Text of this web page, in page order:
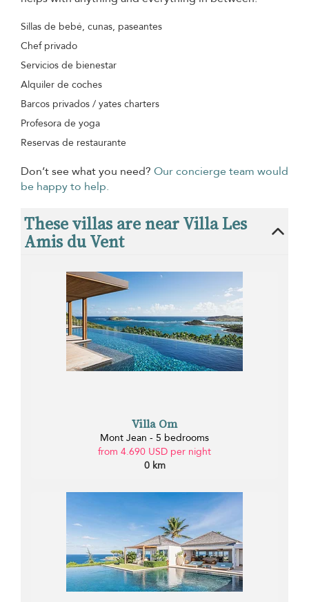
Sillas de bebé, cunas, paseantes
Chef privado
Servicios de bienestar
Alquiler de coches
Barcos privados / yates charters
Profesora de yoga
Reservas de restaurante
Don’t see what you need? Our concierge team would
be happy to help.
These villas are near Villa Les
Amis du Vent
Villa Om
Mont Jean - 5 bedrooms
from 4.690 USD per night
0 km